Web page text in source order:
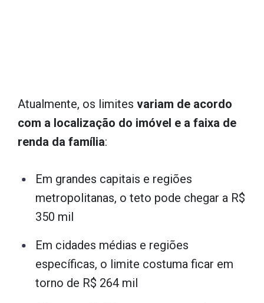
Atualmente, os limites variam de acordo
com a localização do imóvel e a faixa de
renda da família:
Em grandes capitais e regiões
metropolitanas, o teto pode chegar a R$
350 mil
Em cidades médias e regiões
específicas, o limite costuma ficar em
torno de R$ 264 mil